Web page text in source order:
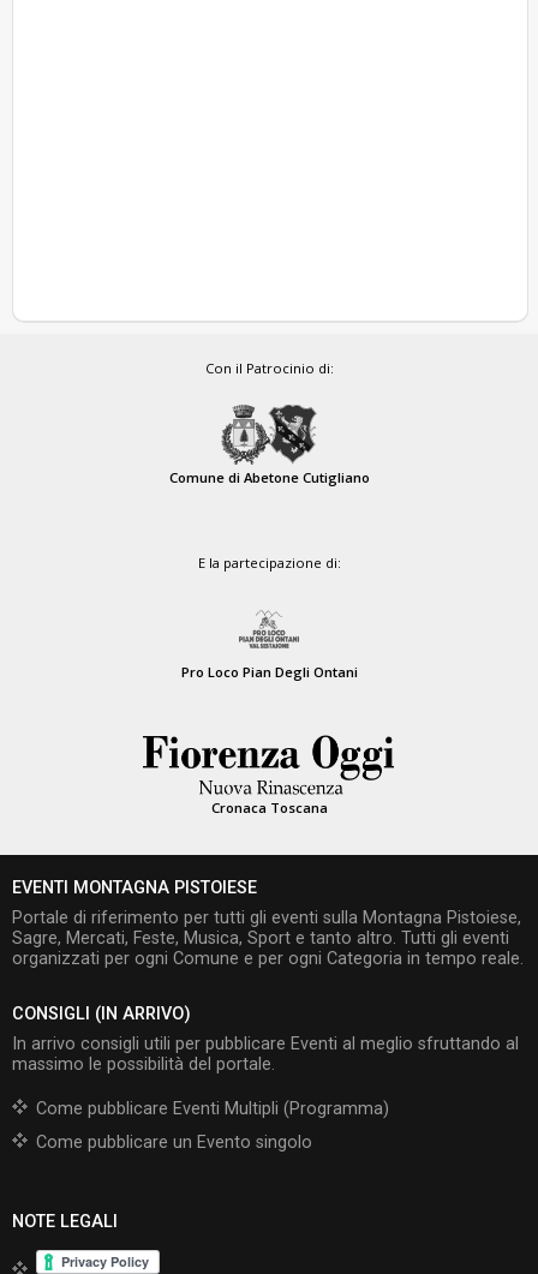
Con il Patrocinio di:
Comune di Abetone Cutigliano
E la partecipazione di:
Pro Loco Pian Degli Ontani
Cronaca Toscana
EVENTI MONTAGNA PISTOIESE
Portale di riferimento per tutti gli eventi sulla Montagna Pistoiese,
Sagre, Mercati, Feste, Musica, Sport e tanto altro. Tutti gli eventi
organizzati per ogni Comune e per ogni Categoria in tempo reale.
CONSIGLI (IN ARRIVO)
In arrivo consigli utili per pubblicare Eventi al meglio sfruttando al
massimo le possibilità del portale.
Come pubblicare Eventi Multipli (Programma)
Come pubblicare un Evento singolo
NOTE LEGALI